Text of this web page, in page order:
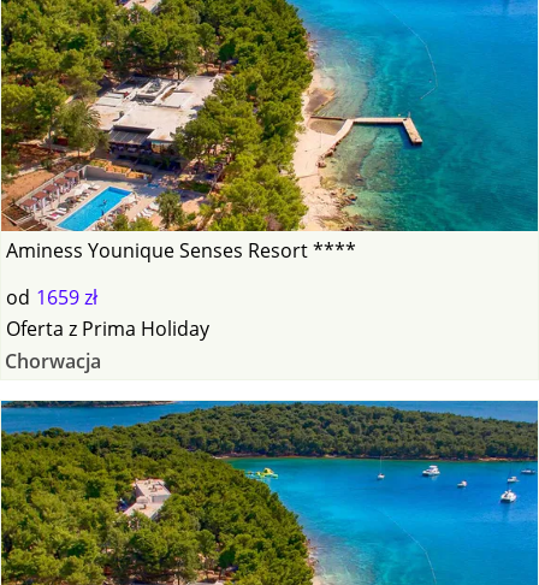
Aminess Younique Senses Resort ****
od 1659 zł
Oferta z Prima Holiday
Chorwacja